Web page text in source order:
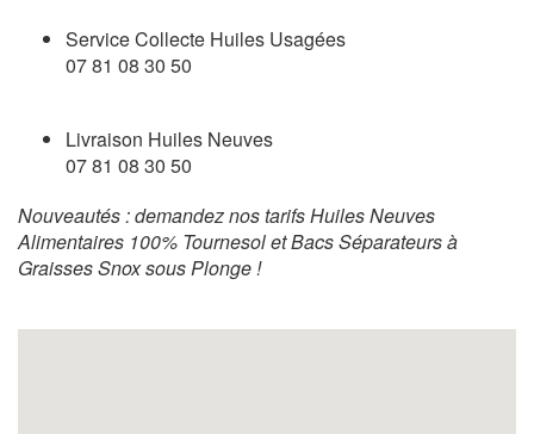
Service Collecte Huiles Usagées
07 81 08 30 50
Livraison Huiles Neuves
07 81 08 30 50
Nouveautés : demandez nos tarifs Huiles Neuves
Alimentaires 100% Tournesol et Bacs Séparateurs à
Graisses Snox sous Plonge !